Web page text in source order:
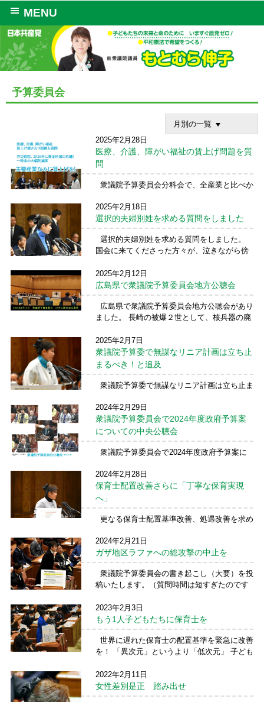
MENU
予算委員会
月別の一覧
2025年2月28日
医療、介護、障がい福祉の賃上げ問題を質
問
衆議院予算委員会分科会で、全産業と比べか
上げ問題を質問。 特に、今回は、労災病院の
危機、一時金の大幅削減案について質問しま
した。 労災病院では、病院勘定から１７３
億円、交付 ...続きを読む →
2025年2月18日
選択的夫婦別姓を求める質問をしました
選択的夫婦別姓を求める質問をしました。
国会に来てくださった方々が、泣きながら傍
結婚して名字を変えることに関し、 自分が自
分でなくなってしまう感覚、アイデンティテ
ィの ...続きを読む →
2025年2月12日
広島県で衆議院予算委員会地方公聴会
広島県で衆議院予算委員会地方公聴会があり
ました。 長崎の被爆２世として、核兵器の廃
ダという大手自動車メーカーがある街という
ことで、下請け企業・取引企業で働く皆様は
じめすべての ... 続きを読む →
2025年2月7日
衆議院予算委で無謀なリニア計画は立ち止
まるべき！と追及
衆議院予算委で無謀なリニア計画は立ち止ま
ンネル工事によって岐阜県瑞浪市大湫(おおく
て)町で、1キロにわたる水枯れの被害、地盤
沈下（2月5日時点で8.7センチの地盤沈下）が
...続きを読む →
2024年2月29日
衆議院予算委員会で2024年度政府予算案
についての中央公聴会
衆議院予算委員会で2024年度政府予算案に
した。 全労連の小畑雅子議長、日本大学の
末冨芳教授、連合の清水秀行事務局長、大和
総研の熊谷亮丸副理事長が公述してください
ました。 ... 続きを読む →
2024年2月28日
保育士配置改善さらに「丁寧な保育実現
へ」
更なる保育士配置基準改善、処遇改善を求め
ました。 保育士の皆様、保護者の皆様が、1
万5000人以上のアンケートをとって、保育現
場の実態を可視化するなど、「子どもたちに
もう1人保 ...続きを読む →
2024年2月21日
ガザ地区ラファへの総攻撃の中止を
衆議院予算委員会の書き起こし（大要）を投
稿いたします。（質問時間は短すぎたのです
<m(__)m>） ガザ地区ラファへの総攻撃の中
止を 資金停止は「ガザの住民にとって死刑宣
告 ... 続きを読む →
2023年2月3日
もう1人子どもたちに保育士を
世界に遅れた保育士の配置基準を緊急に改善
を！ 「異次元」というより「低次元」 子ども
ーストワン もう1人子どもたちに保育士を
２月３日節分の日、衆議院予算委員会で保育
士配置 ...続きを読む →
2022年2月11日
女性差別是正 踏み出せ